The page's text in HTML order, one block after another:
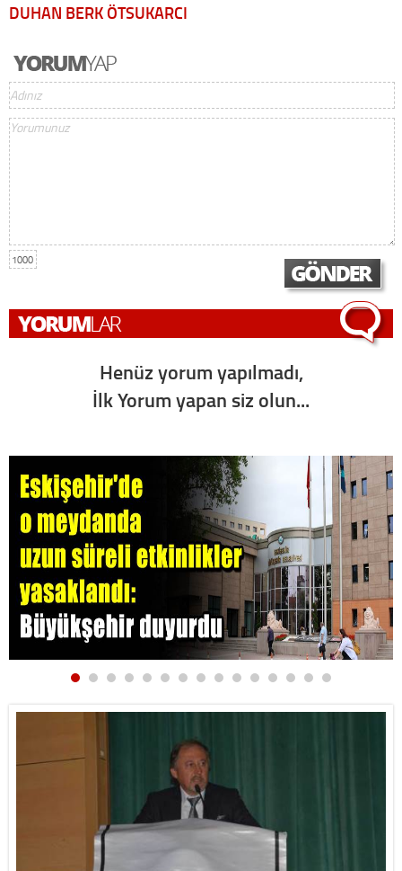
DUHAN BERK ÖTSUKARCI
1000
Henüz yorum yapılmadı,
İlk Yorum yapan siz olun...